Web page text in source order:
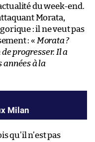
du week-end.
Morata,
: il ne veut pas
: « Morata ?
de progresser. Il a
années à la
Milan
qu’il n’est pas